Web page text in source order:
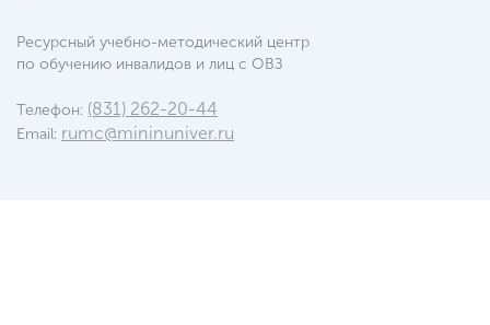
Ресурсный учебно-методический центр
по обучению инвалидов и лиц с ОВЗ
Телефон: (831) 262-20-44
Email: rumc@mininuniver.ru